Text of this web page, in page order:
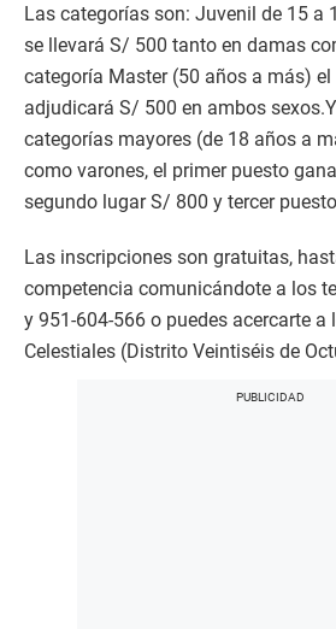
Las categorías son: Juvenil de 15 a
se llevará S/ 500 tanto en damas
categoría Master (50 años a más)
adjudicará S/ 500 en ambos
categorías mayores (de 18 años a
como varones, el primer puesto
segundo lugar S/ 800 y tercer
Las inscripciones son gratuitas,
competencia comunicándote a los
y 951-604-566 o puedes acercarte a
Celestiales (Distrito Veintiséis de